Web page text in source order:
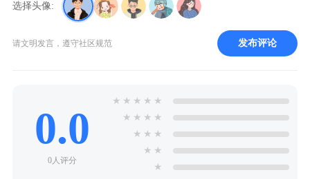
选择头像:
请文明发言，遵守社区规范 发布评论
0.0
0人评分
★ ★ ★ ★ ★
★ ★ ★ ★
★ ★ ★
★ ★
★